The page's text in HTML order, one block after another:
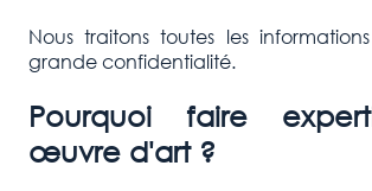
Nous traitons toutes les
grande confidentialité.
Pourquoi faire
œuvre d'art ?